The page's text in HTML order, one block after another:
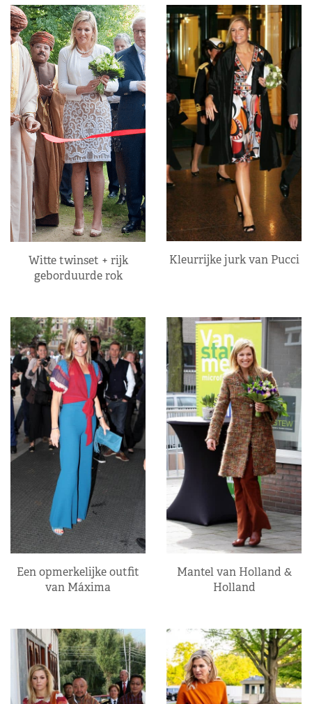
Witte twinset + rijk
geborduurde rok
Kleurrijke jurk van Pucci
Een opmerkelijke outfit
van Máxima
Mantel van Holland &
Holland